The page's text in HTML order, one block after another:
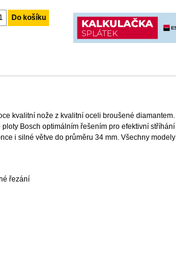
kvalitní nože z kvalitní oceli broušené diamantem.
Bosch optimálním řešením pro efektivní stříhání
i silné větve do průměru 34 mm. Všechny modely
řezání